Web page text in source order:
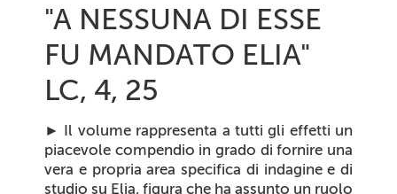
"A NESSUNA DI ESSE
FU MANDATO ELIA"
LC, 4, 25
► Il volume rappresenta a tutti gli effetti un
piacevole compendio in grado di fornire una
vera e propria area specifica di indagine e di
studio su Elia, figura che ha assunto un ruolo